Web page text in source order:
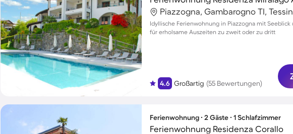
Piazzogna, Gambarogno TI, Tessin
Idyllische Ferienwohnung in Piazzogna mit
für erholsame Auszeiten zu zweit oder zu dritt
4.6 Großartig (55 Bewertungen)
Ferienwohnung ∙ 2 Gäste ∙ 1 Schlafzimmer
Ferienwohnung Residenza Corallo